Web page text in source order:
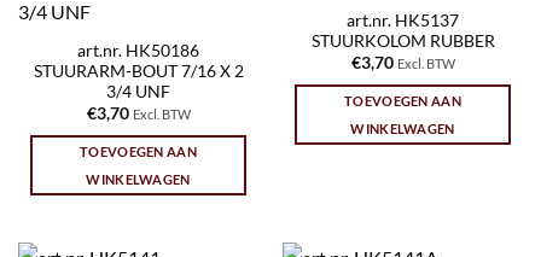
art.nr. HK50186
STUURARM-BOUT 7/16 X 2
3/4 UNF
€3,70 Excl. BTW
TOEVOEGEN AAN
WINKELWAGEN
art.nr. HK5137
STUURKOLOM RUBBER
€3,70 Excl. BTW
TOEVOEGEN AAN
WINKELWAGEN